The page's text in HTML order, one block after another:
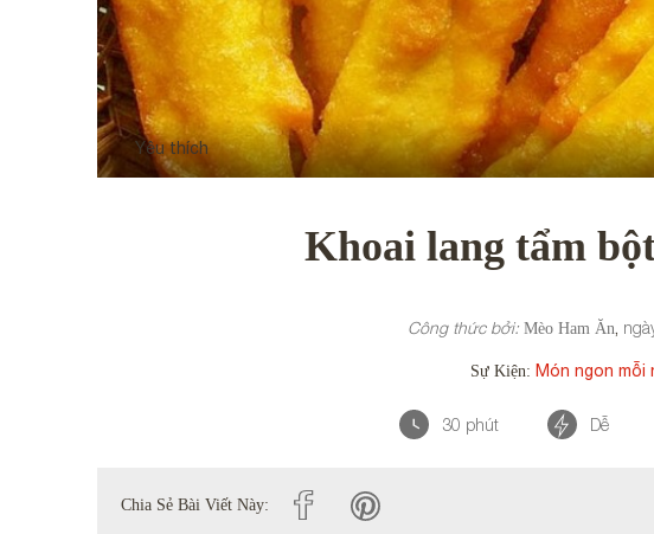
Yêu thích
Khoai lang tẩm
Công thức bởi: Mèo Ham Ăn,
Sự Kiện: Món ngon mỗi
30 phút Dễ
Chia Sẻ Bài Viết Này: